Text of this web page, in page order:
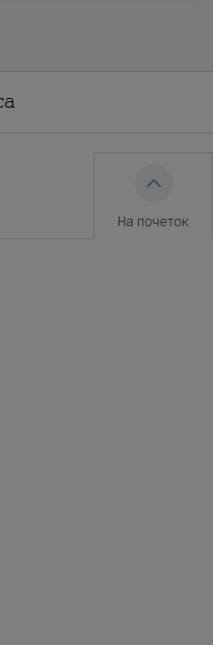
На почеток